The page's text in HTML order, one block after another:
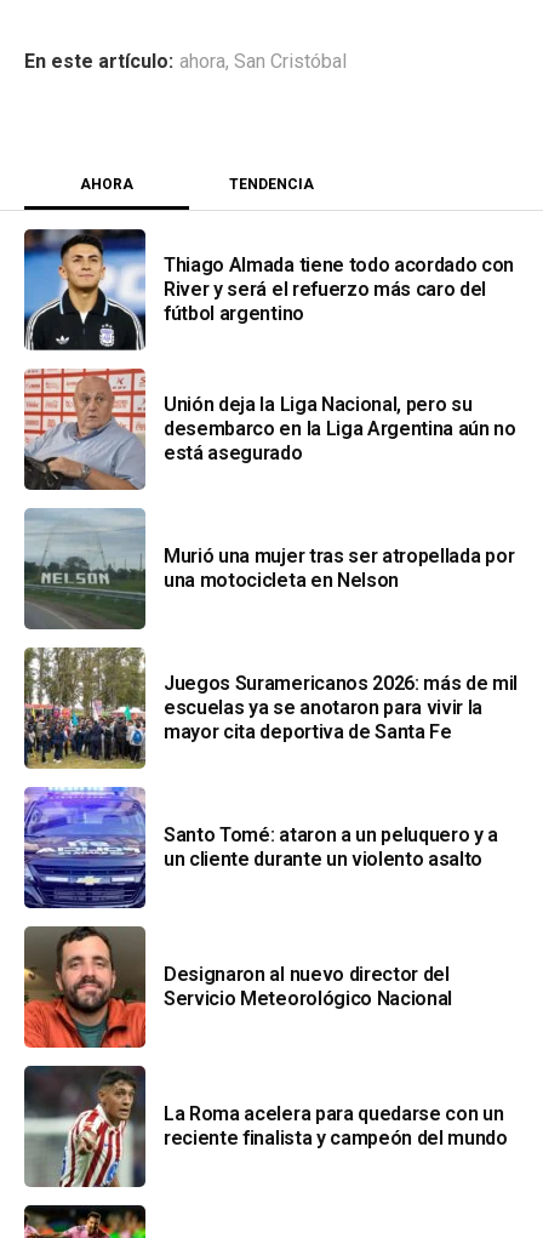
ahora, San Cristóbal
AHORA TENDENCIA
Thiago Almada tiene todo acordado con
River y será el refuerzo más caro del
fútbol argentino
Unión deja la Liga Nacional, pero su
desembarco en la Liga Argentina aún no
está asegurado
Murió una mujer tras ser atropellada por
una motocicleta en Nelson
Juegos Suramericanos 2026: más de mil
escuelas ya se anotaron para vivir la
mayor cita deportiva de Santa Fe
Santo Tomé: ataron a un peluquero y a
un cliente durante un violento asalto
Designaron al nuevo director del
Servicio Meteorológico Nacional
La Roma acelera para quedarse con un
reciente finalista y campeón del mundo